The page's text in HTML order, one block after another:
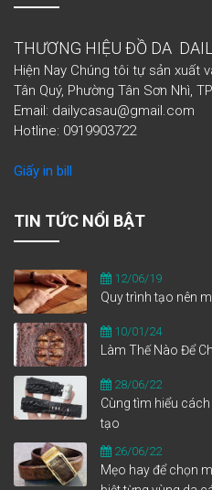
THƯƠNG HIỆU ĐỒ DA
Hiện Nay Chúng tôi tự sản xuất
Tân Quý, Phường Tân Sơn Nhì,
Email: dailycasau@gmail.com
Hotline: 0919903722
Giấy in bill
TIN TỨC NỔI BẬT
12/06/19
Quy trình tạo nên
10/01/24
Làm Thế Nào Để
28/06/22
Cùng tìm hiểu
tạo
26/06/22
Mẹo hay để chọn